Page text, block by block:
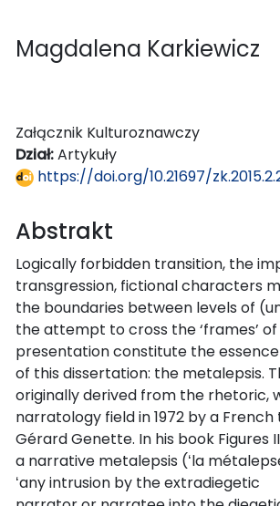
Magdalena Karkiewicz
Załącznik Kulturoznawczy
Dział:Artykuły
https://doi.org/10.21697/
Abstrakt
Logically forbidden transition, the
transgression, fictional characters
the boundaries between levels of
the attempt to cross the ‘frames’
presentation constitute the
of this dissertation: the metalepsis.
originally derived from the rhetoric,
narratology field in 1972 by a
Gérard Genette. In his book Figures
a narrative metalepsis (ʻla
ʻany intrusion by the extradiegetic